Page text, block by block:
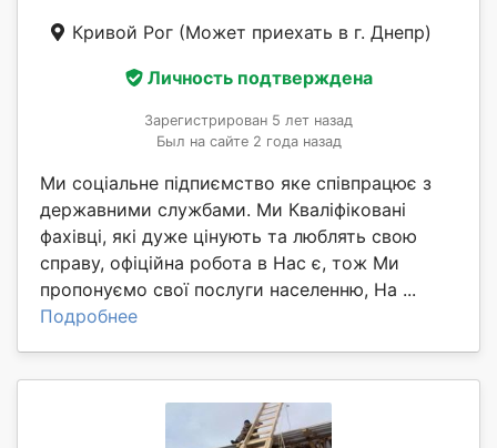
Кривой Рог (Может приехать в г. Днепр)
Личность подтверждена
Зарегистрирован 5 лет назад
Был на сайте 2 года назад
Ми соціальне підпиємство яке співпрацює з
державними службами. Ми Кваліфіковані
фахівці, які дуже цінують та люблять свою
справу, офіційна робота в Нас є, тож Ми
пропонуємо свої послуги населенню, На ...
Подробнее